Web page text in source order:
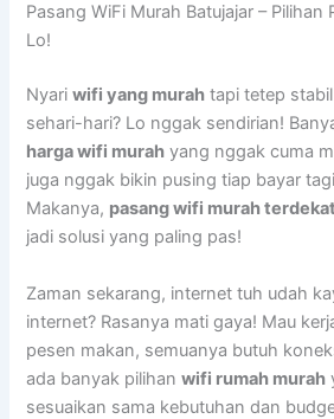
Pasang WiFi Murah Batujajar – Pilihan
Lo!
Nyariwifi yang murah tapi tetep
sehari-hari? Lo nggak sendirian!
harga wifi murah yang nggak cuma
juga nggak bikin pusing tiap bayar
Makanya, pasang wifi murah terdekat
jadi solusi yang paling pas!
Zaman sekarang, internet tuh udah
internet? Rasanya mati gaya! Mau
pesen makan, semuanya butuh
ada banyak pilihanwifi rumah murah
sesuaikan sama kebutuhan dan